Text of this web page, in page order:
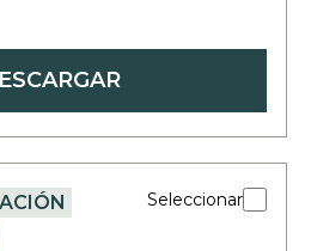
Seleccionar